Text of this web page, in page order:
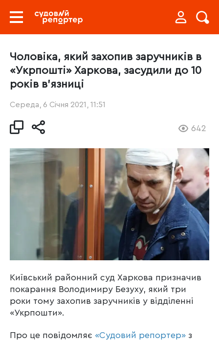
Чоловіка, який захопив заручників в
«Укрпошті» Харкова, засудили до 10
років в’язниці
Середа, 6 Січня 2021, 11:51
642
Київський районний суд Харкова призначив
покарання Володимиру Безуху, який три
роки тому захопив заручників у відділенні
«Укрпошти».
Про це повідомляє «Судовий репортер» з